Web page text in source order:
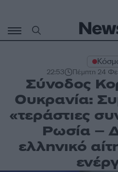
περιεχόμενο
22:53 Πέμπτη 24
Σύνοδος
Ουκρανία:
«τεράστιες
Ρωσία –
ελληνικό